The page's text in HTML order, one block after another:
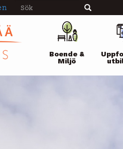
Sök Sök
Boende &
Miljö